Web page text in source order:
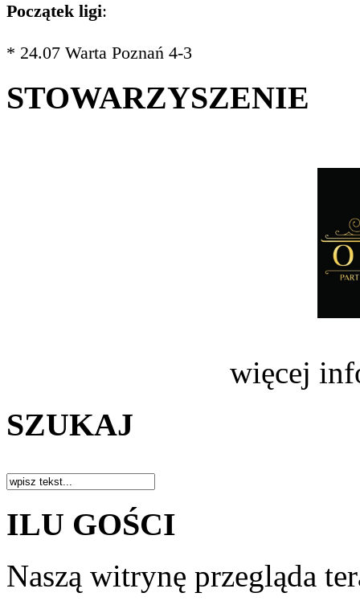
Początek ligi:
* 24.07 Warta Poznań 4-3
STOWARZYSZENIE
więcej
SZUKAJ
ILU GOŚCI
Naszą witrynę przegląda